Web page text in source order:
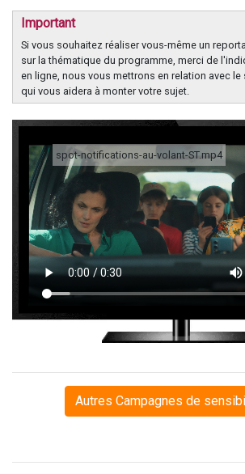
Important
Si vous souhaitez réaliser vous-même un
sur la thématique du programme, merci de
en ligne, nous vous mettrons en relation avec
qui vous aidera à monter votre sujet.
spot-notifications-au-volant-ST.mp4
Autres Campagnes de